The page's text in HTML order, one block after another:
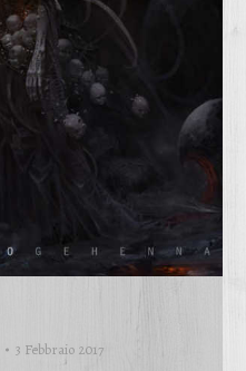
3 Febbraio 2017